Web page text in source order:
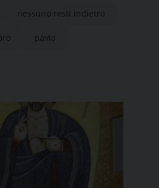
nessuno resti indietro
pavia